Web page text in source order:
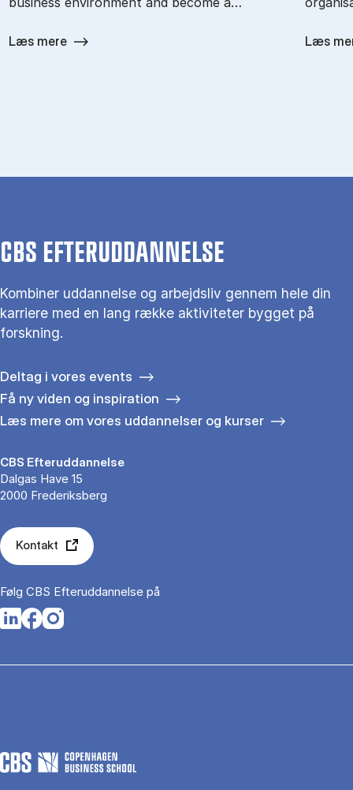
Læs mere Læs
CBS EFTERUDDANNELSE
Kombiner uddannelse og arbejdsliv gennem hele din
karriere med en lang række aktiviteter bygget på
forskning.
Deltag i vores events
Få ny viden og inspiration
Læs mere om vores uddannelser og kurser
CBS Efteruddannelse
Dalgas Have 15
2000 Frederiksberg
Kontakt
Følg CBS Efteruddannelse på
Opens in a new tab
Opens in a new tab
Opens in a new tab